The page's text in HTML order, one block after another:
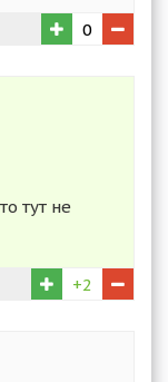
0
тут не
+2